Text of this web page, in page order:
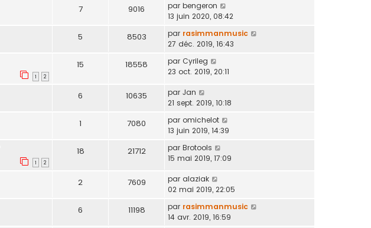
7 9016 par bengeron
13 juin 2020, 08:42
5 8503 par rasimmanmusic
27 déc. 2019, 16:43
1 2
15 18558 par Cyrileg
23 oct. 2019, 20:11
6 10635 par Jan
21 sept. 2019, 10:18
1 7080 par omichelot
13 juin 2019, 14:39
1 2
18 21712 par Brotools
15 mai 2019, 17:09
2 7609 par alaziak
02 mai 2019, 22:05
6 11198 par rasimmanmusic
14 avr. 2019, 16:59